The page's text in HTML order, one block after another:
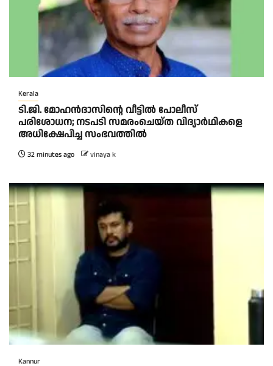
Kerala
ടി.ജി. മോഹൻദാസിന്റെ വീട്ടിൽ പോലീസ്
പരിശോധന; നടപടി സമരംചെയ്ത വിദ്യാർഥികളെ
അധിക്ഷേപിച്ച സംഭവത്തിൽ
32 minutes ago vinaya k
Kannur